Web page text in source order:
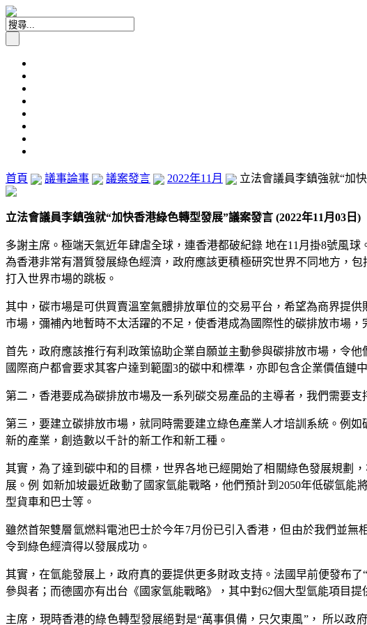
首頁 議事論事 議案發言 2022年11月 立法會議員李鎮強就“加
立法會議員李鎮強就“加快香港綠色轉型發展”議案發言 (2022年11月03日)
多謝主席。極端天氣近年肆虐全球，連香港都破紀錄 地在11月掛8號風
為香港非常有潛質發展綠色經濟，政府應該更積極研究世界不同地方，
打入世界市場的跳板。
其中，碳市場是可供買賣溫室氣體排放單位的交易平台，希望為商界提
市場，彌補內地暫時不太活躍的不足，使香港成為國際性的碳排放市場，
首先，政府應該推行有利政策協助企業自願並主動參與碳排放市場，令
國際商户都會要求其客户達到範圍3的碳中和標準，亦即包含企業價值鏈
第二，香港要成為碳排放市場及一系列碳交易產品的主導者，我們需要
第三，要建立碳排放市場，就同時需要建立綠色產業人才培訓系統。例
新的產業，創造數以千計的新工作和新工種。
其實，為了達到碳中和的目標，世界各地已經開始了相關綠色發展規劃
展。例 如新加坡最近啟動了國家氫能戰略，他們預計到2050年低碳氫
型貨車和巴士等。
雖然首架雙層氫燃料電池巴士於今年7月份已引入香港，但由於我們並
令到綠色經濟得以發展成功。
其實，在氫能發展上，政府真的要提供更多財政支持。法國早前便發布
參與者；而德國亦有出台《國家氫能戰略》，其中對62個大型氫能項目
主席，現時香港的綠色轉型發展絕對是“萬事俱備，只欠東風”， 所以